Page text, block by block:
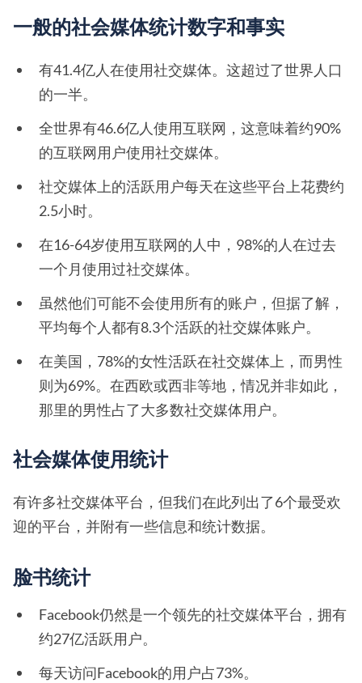
一般的社会媒体统计数字和事实
有41.4亿人在使用社交媒体。这超过了世界人口
的一半。
全世界有46.6亿人使用互联网，这意味着约90%
的互联网用户使用社交媒体。
社交媒体上的活跃用户每天在这些平台上花费约
2.5小时。
在16-64岁使用互联网的人中，98%的人在过去
一个月使用过社交媒体。
虽然他们可能不会使用所有的账户，但据了解，
平均每个人都有8.3个活跃的社交媒体账户。
在美国，78%的女性活跃在社交媒体上，而男性
则为69%。在西欧或西非等地，情况并非如此，
那里的男性占了大多数社交媒体用户。
社会媒体使用统计
有许多社交媒体平台，但我们在此列出了6个最受欢
迎的平台，并附有一些信息和统计数据。
脸书统计
Facebook仍然是一个领先的社交媒体平台，拥有
约27亿活跃用户。
每天访问Facebook的用户占73%。